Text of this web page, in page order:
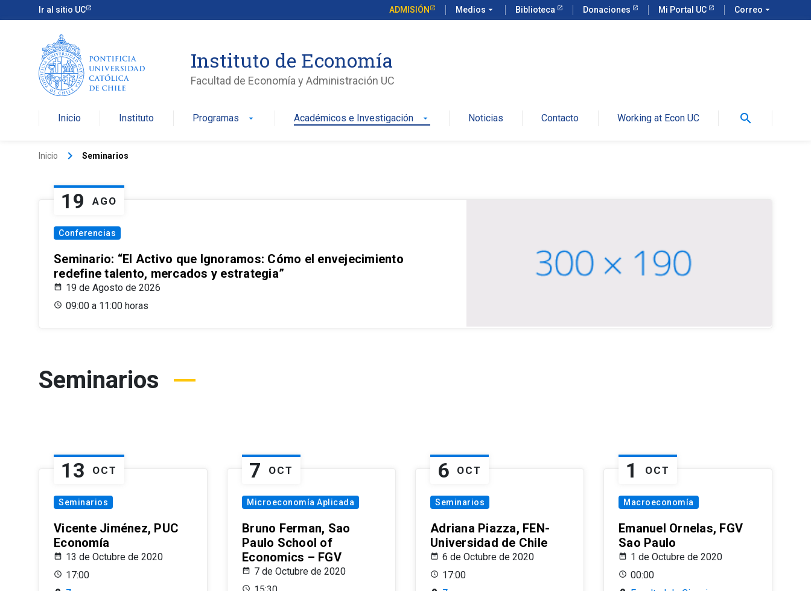
Ir al sitio UC ADMISIÓN Medios arrow_drop_down Biblioteca Donaciones Mi Portal UC Correo arrow_drop_down
Instituto de Economía
Facultad de Economía y Administración UC
Inicio Instituto Programas arrow_drop_down Académicos e Investigación arrow_drop_down Noticias Contacto Working at Econ UC search
Inicio keyboard_arrow_right Seminarios
19 AGO
Conferencias
Seminario: “El Activo que Ignoramos: Cómo el envejecimiento
redefine talento, mercados y estrategia”
19 de Agosto de 2026
09:00 a 11:00 horas
Seminarios
13 OCT
Seminarios
Vicente Jiménez, PUC
Economía
13 de Octubre de 2020
17:00
7 OCT
Microeconomía Aplicada
Bruno Ferman, Sao
Paulo School of
Economics – FGV
7 de Octubre de 2020
6 OCT
Seminarios
Adriana Piazza, FEN-
Universidad de Chile
6 de Octubre de 2020
17:00
1 OCT
Macroeconomía
Emanuel Ornelas, FGV
Sao Paulo
1 de Octubre de 2020
00:00